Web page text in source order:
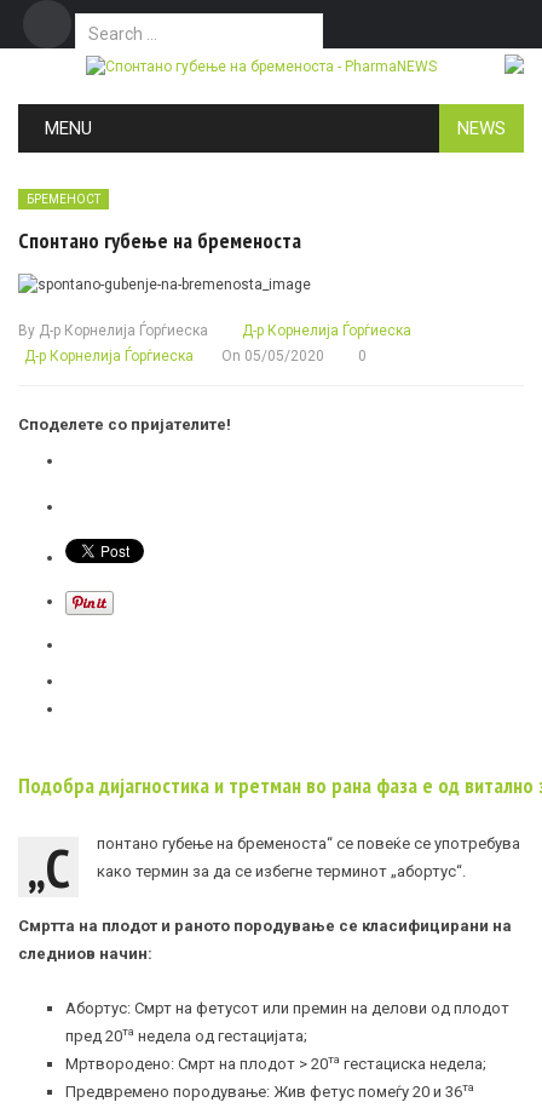
Search for:
MENU NEWS
БРЕМЕНОСТ
Спонтано губење на бременоста
By Д-р Корнелија Ѓорѓиеска
Д-р Корнелија Ѓорѓиеска
Д-р Корнелија Ѓорѓиеска
On 05/05/2020 0
Споделете со пријателите!
Подобрa дијагностика и третман во рана фаза е од
„С
понтано губење на бременоста“ се повеќе се употребува
како термин за да се избегне терминот „абортус“.
Смртта на плодот и раното породување се класифицирани на
следниов начин:
Абортус: Смрт на фетусот или премин на делови од плодот
пред 20та недела од гестацијата;
Мртвородено: Смрт на плодот > 20та гестациска недела;
Предвремено породување: Жив фетус помеѓу 20 и 36та